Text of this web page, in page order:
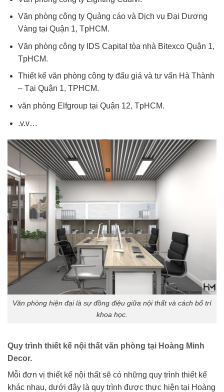
Văn phòng công ty Quảng cáo và Dịch vụ Đại Dương
Vàng tại Quận 1, TpHCM.
Văn phòng công ty IDS Capital tòa nhà Bitexco Quận 1,
TpHCM.
Thiết kế văn phòng công ty đấu giá và tư vấn Hà Thành
– Tại Quận 1, TPHCM.
văn phòng Elfgroup tại Quận 12, TpHCM.
.v.v…
Văn phòng hiện đại là sự đồng điệu giữa nội thất và cách bố trí
khoa học.
Quy trình thiết kế nội thất văn phòng tại Hoàng Minh
Decor.
Mỗi đơn vị thiết kế nội thất sẽ có những quy trình thiết kế
khác nhau, dưới đây là quy trình được thực hiện tại Hoàng